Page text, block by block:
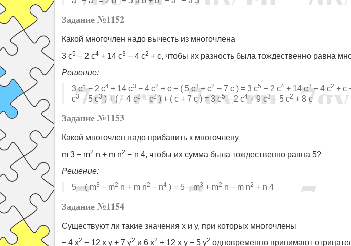
Задание №1152
Какой многочлен надо вычесть из многочлена
3 c5 − 2 c4 + 14 c3 − 4 c2 + c, чтобы их разность была тождественно равна
Решение:
3 c5− 2 c4 + 14 c3 − 4 c2 + c − ( 5 c3+ c2 − 7 c ) = 3 c5 − 2 c4 + 14 c3− 4 c2 + c
c3 − 5 c3 ) + ( − 4 c2− c2) + ( c + 7 c ) = 3 c5 − 2 c4 + 9 c3 − 5 c2 + 8 с
Задание №1153
Какой многочлен надо прибавить к многочлену
m 3 − m2 n + m n2 − n 4, чтобы их сумма была тождественно равна 5?
Решение:
5 − ( m3 − m2 n + m n2 − n4 ) = 5 − m3 + m2 n − m n2 + n 4
Задание №1154
Существуют ли такие значения x и y, при которых многочлены
− 4 x2 − 12 x y + 7 y2 и 6 x2 + 12 x y − 5 y2 одновременно принимают